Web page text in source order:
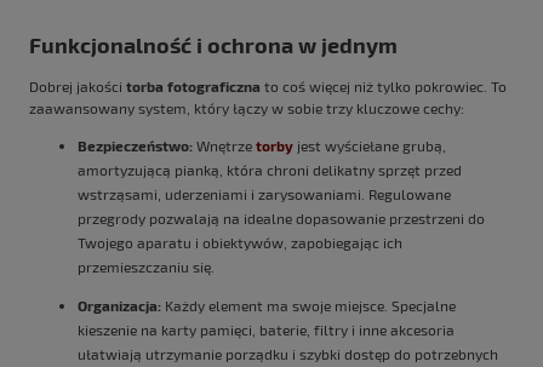
Funkcjonalność i ochrona w jednym
Dobrej jakości torba fotograficzna to coś więcej niż tylko pokrowiec. To
zaawansowany system, który łączy w sobie trzy kluczowe cechy:
Bezpieczeństwo: Wnętrze torby jest wyściełane grubą,
amortyzującą pianką, która chroni delikatny sprzęt przed
wstrząsami, uderzeniami i zarysowaniami. Regulowane
przegrody pozwalają na idealne dopasowanie przestrzeni do
Twojego aparatu i obiektywów, zapobiegając ich
przemieszczaniu się.
Organizacja: Każdy element ma swoje miejsce. Specjalne
kieszenie na karty pamięci, baterie, filtry i inne akcesoria
ułatwiają utrzymanie porządku i szybki dostęp do potrzebnych